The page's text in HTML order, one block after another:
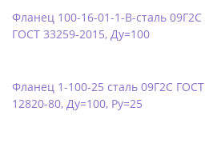
Фланец 100-16-01-1-B-сталь 09Г2С
ГОСТ 33259-2015, Ду=100
Фланец 1-100-25 сталь 09Г2С ГОСТ
12820-80, Ду=100, Ру=25